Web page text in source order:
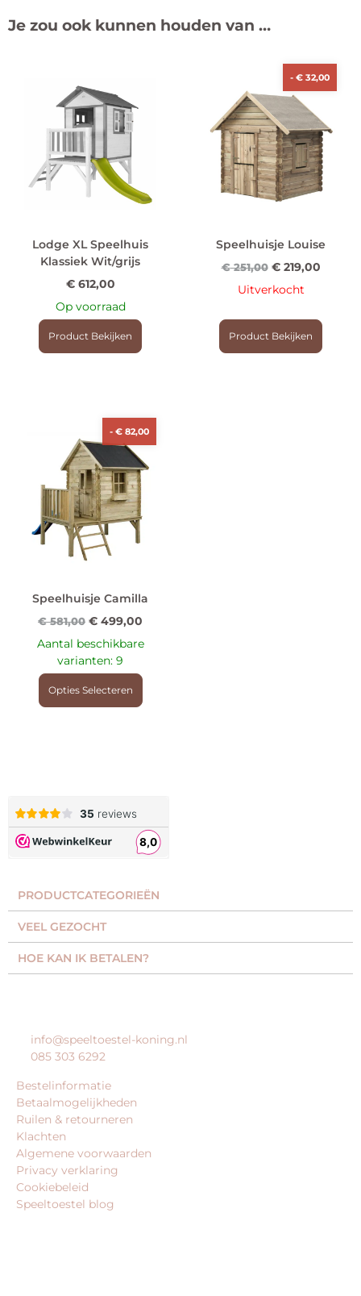
Je zou ook kunnen houden van …
Lodge XL Speelhuis
Klassiek Wit/grijs
€612,00
Op voorraad
Product Bekijken
-€ 32,00
Speelhuisje Louise
€251,00 €219,00
Uitverkocht
Product Bekijken
-€ 82,00
Speelhuisje Camilla
€581,00 € 499,00
Aantal beschikbare
varianten: 9
Opties Selecteren
PRODUCTCATEGORIEËN​
VEEL GEZOCHT​
HOE KAN IK BETALEN?
info@speeltoestel-koning.nl
085 303 6292
Bestelinformatie
Betaalmogelijkheden
Ruilen & retourneren
Klachten
Algemene voorwaarden
Privacy verklaring
Cookiebeleid
Speeltoestel blog